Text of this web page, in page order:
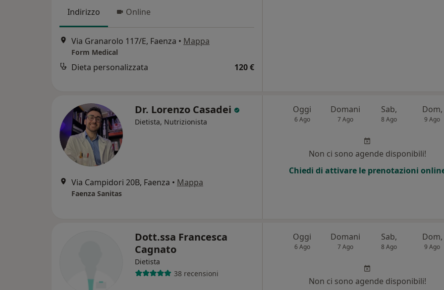
Indirizzo Online
Via Granarolo 117/E, Faenza • Mappa
Form Medical
Dieta personalizzata 120 €
Dr. Lorenzo Casadei
Dietista, Nutrizionista
Via Campidori 20B, Faenza • Mappa
Faenza Sanitas
Oggi
6 Ago
Domani
7 Ago
Sab,
8 Ago
Dom,
9 Ago
Non ci sono agende disponibili!
Chiedi di attivare le prenotazioni
Dott.ssa Francesca
Cagnato
Dietista
38 recensioni
Oggi
6 Ago
Domani
7 Ago
Sab,
8 Ago
Dom,
9 Ago
Non ci sono agende disponibili!